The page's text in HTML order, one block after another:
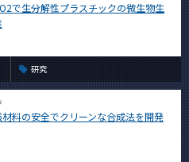
で生分解性プラスチックの微生物生
研究
料の安全でクリーンな合成法を開発